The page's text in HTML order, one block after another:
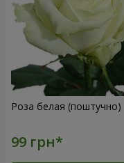
Роза белая (поштучно)